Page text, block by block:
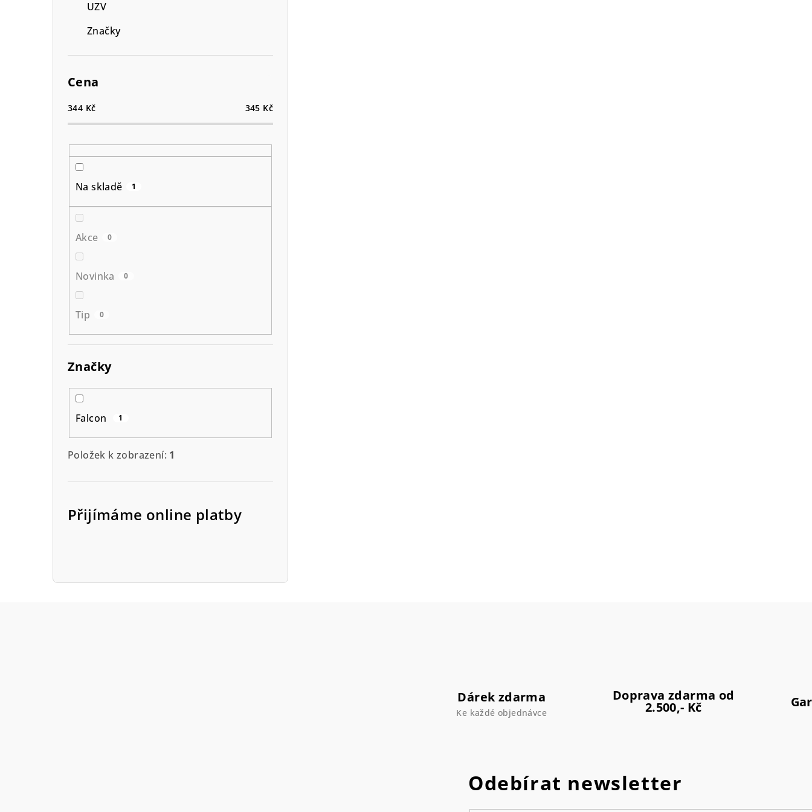
UZV
Značky
Cena
344 Kč 345 Kč
Na skladě 1
Akce 0
Novinka 0
Tip 0
Značky
Falcon 1
Položek k zobrazení: 1
Přijímáme online platby
Dárek zdarma
Ke každé objednávce
Doprava zdarma od
2.500,- Kč
Odebírat newsletter